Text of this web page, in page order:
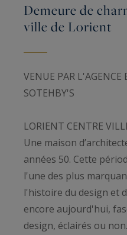
Demeure de
ville de Lorient
VENUE PAR L'AGENCE
SOTEHBY'S
LORIENT CENTRE
Une maison
années 50. Cette
l'une des plus
l'histoire du design et
encore aujourd'hui,
design, éclairés ou non.